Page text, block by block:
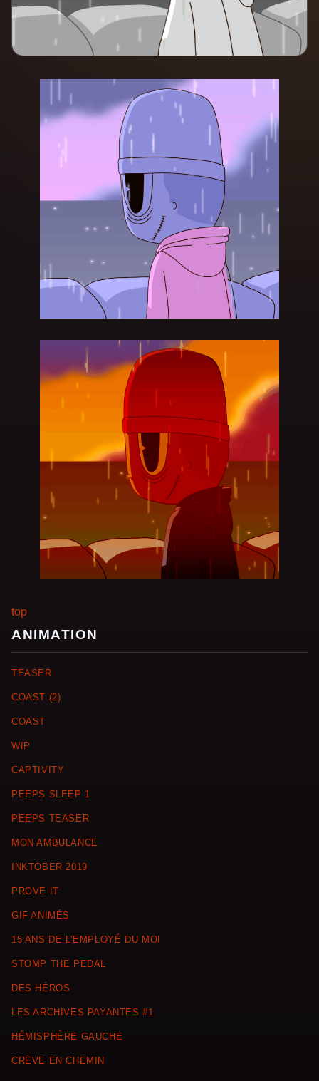
top
ANIMATION
TEASER
COAST (2)
COAST
WIP
CAPTIVITY
PEEPS SLEEP 1
PEEPS TEASER
MON AMBULANCE
INKTOBER 2019
PROVE IT
GIF ANIMÉS
15 ANS DE L’EMPLOYÉ DU MOI
STOMP THE PEDAL
DES HÉROS
LES ARCHIVES PAYANTES #1
HÉMISPHÈRE GAUCHE
CRÈVE EN CHEMIN